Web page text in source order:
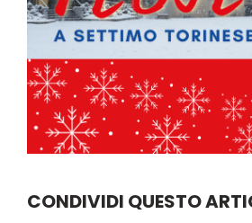
CONDIVIDI QUESTO